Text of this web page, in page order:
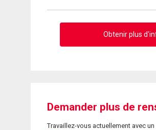
Obtenir plus
Demander plus de
Travaillez-vous actuellement avec